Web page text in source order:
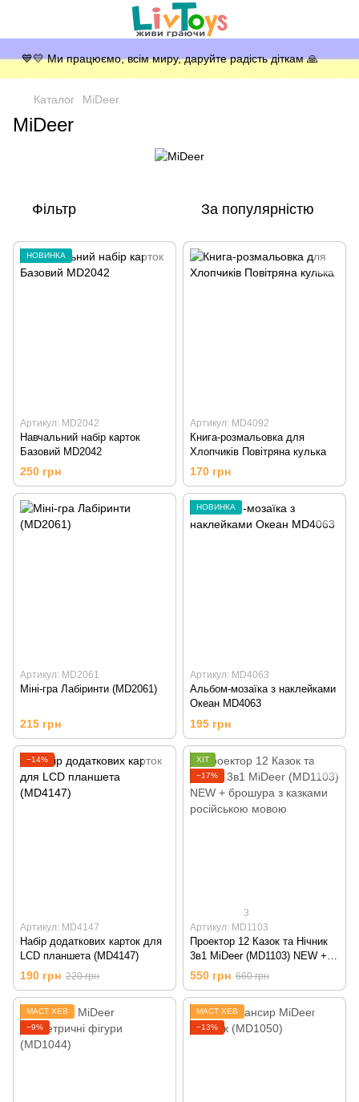
💙💛 Ми працюємо, всім миру, даруйте радість діткам 🙏
Каталог MiDeer
MiDeer
Фільтр За популярністю
НОВИНКА
Артикул: MD2042
Навчальний набір карток
Базовий MD2042
250 грн
Артикул: MD4092
Книга-розмальовка для
Хлопчиків Повітряна кулька
170 грн
Артикул: MD2061
Міні-гра Лабіринти (MD2061)
215 грн
НОВИНКА
Артикул: MD4063
Альбом-мозаїка з наклейками
Океан MD4063
195 грн
−14%
Артикул: MD4147
Набір додаткових карток для
LCD планшета (MD4147)
190 грн 220 грн
ХІТ
−17%
3
Артикул: MD1103
Проектор 12 Казок та Нічник
3в1 MiDeer (MD1103) NEW +
брошура з казками російською
мовою
550 грн 660 грн
МАСТ ХЕВ
−9%
МАСТ ХЕВ
−13%